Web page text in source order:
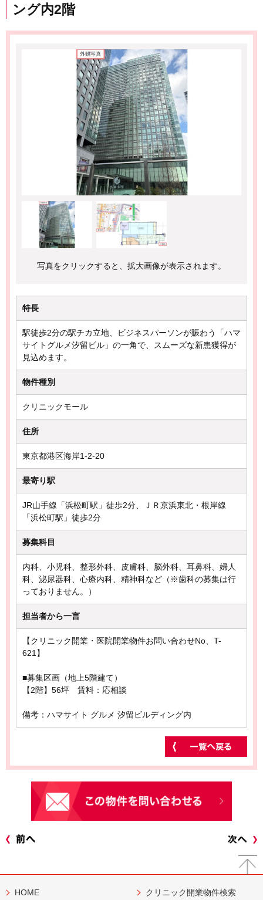
ング内2階
写真をクリックすると、拡大画像が表示されます。
特長
駅徒歩2分の駅チカ立地、ビジネスパーソンが賑わう「ハマ
サイトグルメ汐留ビル」の一角で、スムーズな新患獲得が
見込めます。
物件種別
クリニックモール
住所
東京都港区海岸1-2-20
最寄り駅
JR山手線「浜松町駅」徒歩2分、ＪＲ京浜東北・根岸線
「浜松町駅」徒歩2分
募集科目
内科、小児科、整形外科、皮膚科、脳外科、耳鼻科、婦人
科、泌尿器科、心療内科、精神科など（※歯科の募集は行
っておりません。）
担当者から一言
【クリニック開業・医院開業物件お問い合わせNo、T-
621】
■募集区画（地上5階建て）
【2階】56坪 賃料：応相談
備考：ハマサイト グルメ 汐留ビルディング内
HOME クリニック開業物件検索